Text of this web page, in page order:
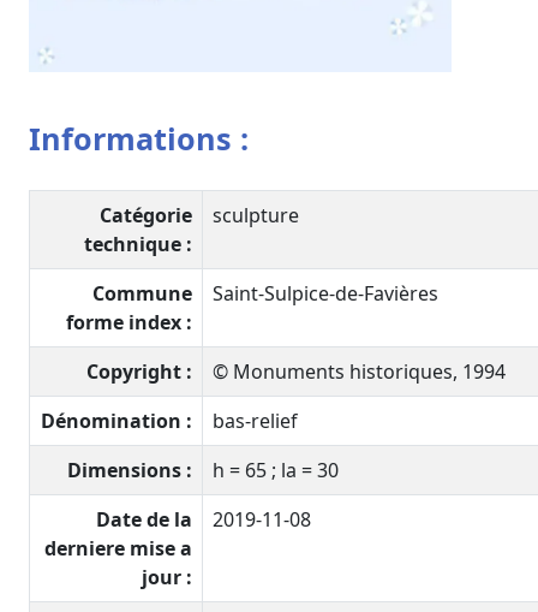
Informations :
Catégorie
technique :
sculpture
Commune
forme index :
Saint-Sulpice-de-Favières
Copyright :
© Monuments historiques, 1994
Dénomination :
bas-relief
Dimensions :
h = 65 ; la = 30
Date de la
derniere mise a
jour :
2019-11-08